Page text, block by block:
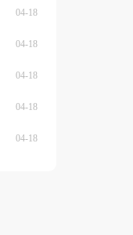
04-18
04-18
04-18
04-18
04-18